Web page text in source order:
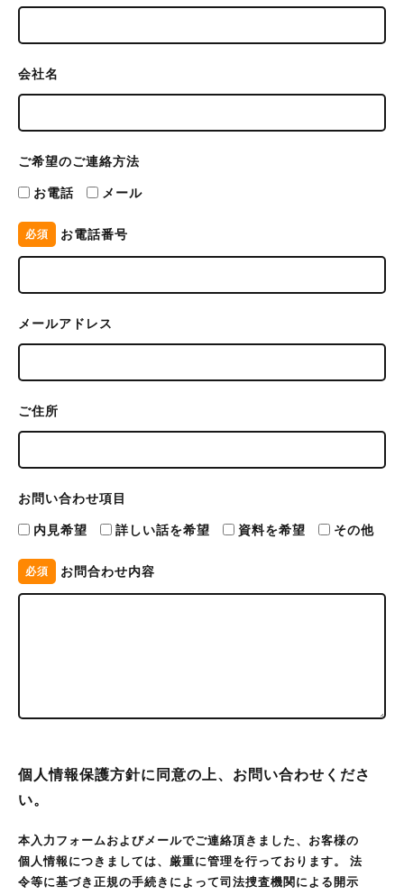
会社名
ご希望のご連絡方法
お電話 メール
必須 お電話番号
メールアドレス
ご住所
お問い合わせ項目
内見希望 詳しい話を希望 資料を希望 その他
必須 お問合わせ内容
個人情報保護方針に同意の上、お問い合わせくださ
い。
本入力フォームおよびメールでご連絡頂きました、お客様の
個人情報につきましては、厳重に管理を行っております。 法
令等に基づき正規の手続きによって司法捜査機関による開示